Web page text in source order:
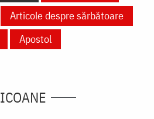
Articole despre sărbătoare
Apostol
ICOANE